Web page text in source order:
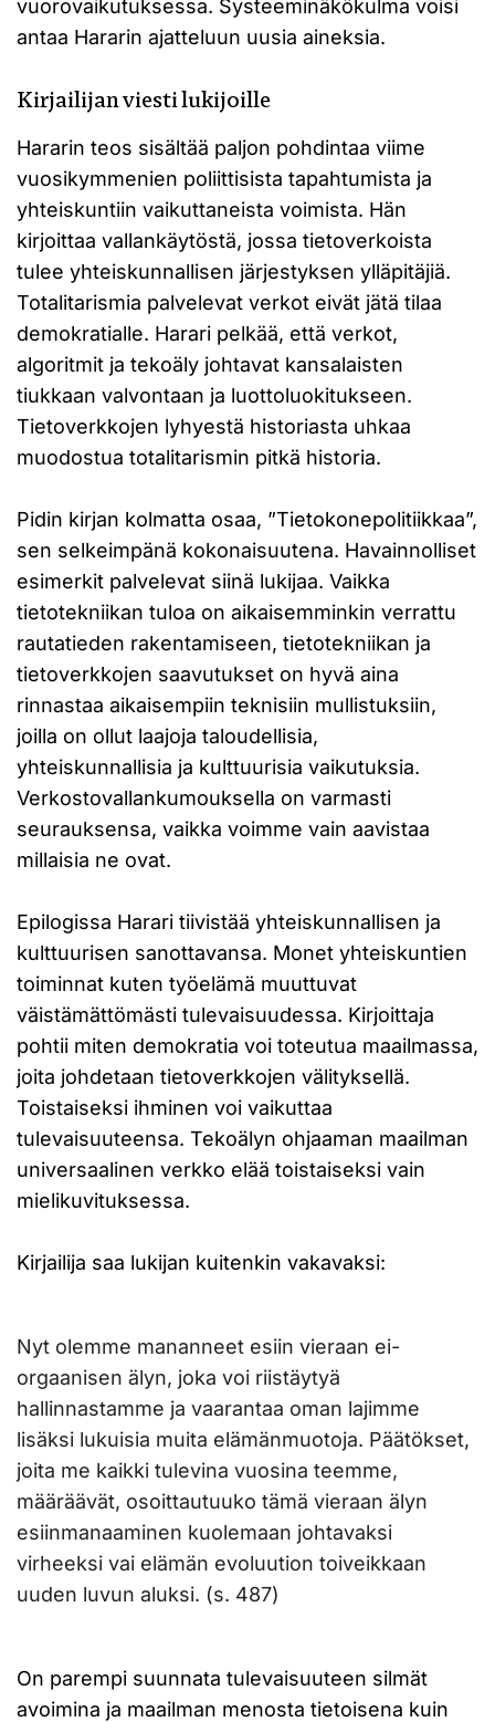
vuorovaikutuksessa. Systeeminäkökulma voisi
antaa Hararin ajatteluun uusia aineksia.
Kirjailijan viesti lukijoille
Hararin teos sisältää paljon pohdintaa viime
vuosikymmenien poliittisista tapahtumista ja
yhteiskuntiin vaikuttaneista voimista. Hän
kirjoittaa vallankäytöstä, jossa tietoverkoista
tulee yhteiskunnallisen järjestyksen ylläpitäjiä.
Totalitarismia palvelevat verkot eivät jätä tilaa
demokratialle. Harari pelkää, että verkot,
algoritmit ja tekoäly johtavat kansalaisten
tiukkaan valvontaan ja luottoluokitukseen.
Tietoverkkojen lyhyestä historiasta uhkaa
muodostua totalitarismin pitkä historia.
Pidin kirjan kolmatta osaa, ”Tietokonepolitiikkaa”,
sen selkeimpänä kokonaisuutena. Havainnolliset
esimerkit palvelevat siinä lukijaa. Vaikka
tietotekniikan tuloa on aikaisemminkin verrattu
rautatieden rakentamiseen, tietotekniikan ja
tietoverkkojen saavutukset on hyvä aina
rinnastaa aikaisempiin teknisiin mullistuksiin,
joilla on ollut laajoja taloudellisia,
yhteiskunnallisia ja kulttuurisia vaikutuksia.
Verkostovallankumouksella on varmasti
seurauksensa, vaikka voimme vain aavistaa
millaisia ne ovat.
Epilogissa Harari tiivistää yhteiskunnallisen ja
kulttuurisen sanottavansa. Monet yhteiskuntien
toiminnat kuten työelämä muuttuvat
väistämättömästi tulevaisuudessa. Kirjoittaja
pohtii miten demokratia voi toteutua maailmassa,
joita johdetaan tietoverkkojen välityksellä.
Toistaiseksi ihminen voi vaikuttaa
tulevaisuuteensa. Tekoälyn ohjaaman maailman
universaalinen verkko elää toistaiseksi vain
mielikuvituksessa.
Kirjailija saa lukijan kuitenkin vakavaksi:
Nyt olemme mananneet esiin vieraan ei-
orgaanisen älyn, joka voi riistäytyä
hallinnastamme ja vaarantaa oman lajimme
lisäksi lukuisia muita elämänmuotoja. Päätökset,
joita me kaikki tulevina vuosina teemme,
määräävät, osoittautuuko tämä vieraan älyn
esiinmanaaminen kuolemaan johtavaksi
virheeksi vai elämän evoluution toiveikkaan
uuden luvun aluksi. (s. 487)
On parempi suunnata tulevaisuuteen silmät
avoimina ja maailman menosta tietoisena kuin